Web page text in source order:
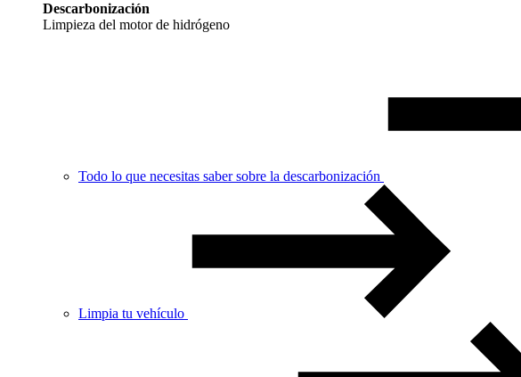
Descarbonización
Limpieza del motor de hidrógeno
Todo lo que necesitas saber sobre la descarbonización
Limpia tu vehículo